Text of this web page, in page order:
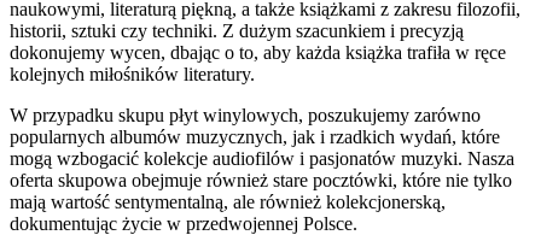
naukowymi, literaturą piękną, a także książkami z zakresu filozofii,
historii, sztuki czy techniki. Z dużym szacunkiem i precyzją
dokonujemy wycen, dbając o to, aby każda książka trafiła w ręce
kolejnych miłośników literatury.
W przypadku skupu płyt winylowych, poszukujemy zarówno
popularnych albumów muzycznych, jak i rzadkich wydań, które
mogą wzbogacić kolekcje audiofilów i pasjonatów muzyki. Nasza
oferta skupowa obejmuje również stare pocztówki, które nie tylko
mają wartość sentymentalną, ale również kolekcjonerską,
dokumentując życie w przedwojennej Polsce.